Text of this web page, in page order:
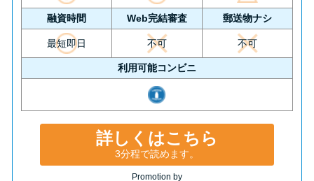
融資時間 Web完結審査 郵送物ナシ
最短即日 不可 不可
利用可能コンビニ
詳しくはこちら
3分程で読めます。
Promotion by